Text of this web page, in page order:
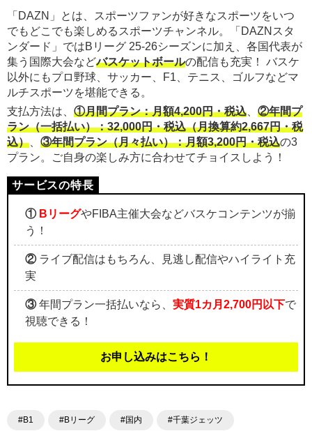
「DAZN」とは、スポーツファンが好きなスポーツをいつ
でもどこでも楽しめるスポーツチャンネル。「DAZNスタ
ンダード」ではBリーグ 25-26シーズンに加え、各国代表が
集う国際大会などバスケットボールの配信も充実！ バスケ
以外にもプロ野球、サッカー、F1、テニス、ゴルフなどマ
ルチスポーツを堪能できる。
支払方法は、 ①月間プラン：月額4,200円・税込、 ②年間プ
ラン（一括払い）：32,000円・税込（月換算約2,667円・税
込）、 ③年間プラン（月々払い）：月額3,200円・税込の3
プラン。ご自身の楽しみ方に合わせてチョイスしよう！
① BリーグやFIBA主催大会などバスケコンテンツが揃
う！
②ライブ配信はもちろん、見逃し配信やハイライト充
実
③年間プラン一括払いなら、 実質1カ月2,700円以下で
視聴できる！
お申し込みはこちら！
#B1 #Bリーグ #国内 #千葉ジェッツ